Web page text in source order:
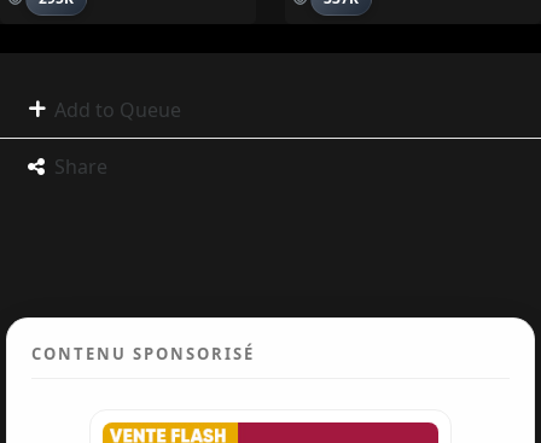
Add to Queue
Share
CONTENU SPONSORISÉ